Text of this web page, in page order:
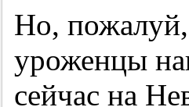
Но, пожалуй,
уроженцы
сейчас на